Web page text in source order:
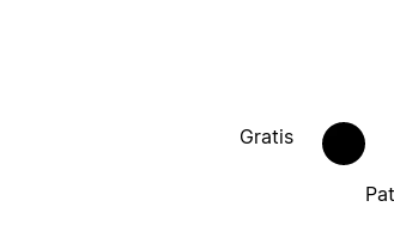
Gratis